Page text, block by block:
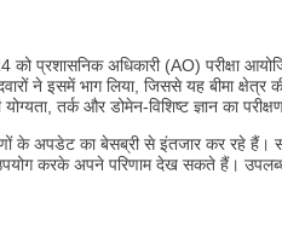
प्रशासनिक अधिकारी (AO) परीक्षा
ने इसमें भाग लिया, जिससे यह बीमा
तर्क और डोमेन-विशिष्ट ज्ञान का
के अपडेट का बेसब्री से इंतजार कर रहे
करके अपने परिणाम देख सकते हैं।